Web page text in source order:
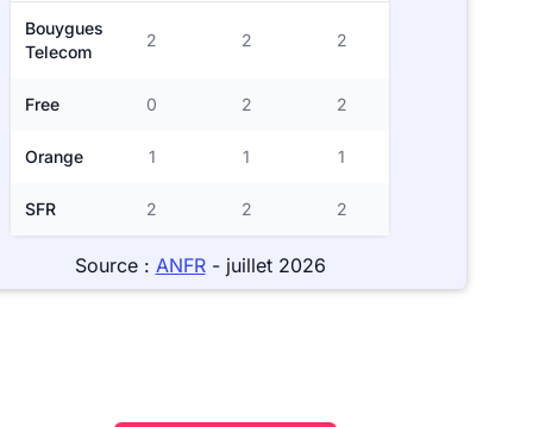
Bouygues
Telecom
2 2 2
Free 0 2 2
Orange 1 1 1
SFR 2 2 2
Source : ANFR- juillet 2026